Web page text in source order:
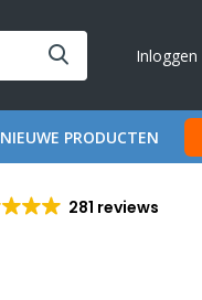
Inloggen
NIEUWE PRODUCTEN
281 reviews